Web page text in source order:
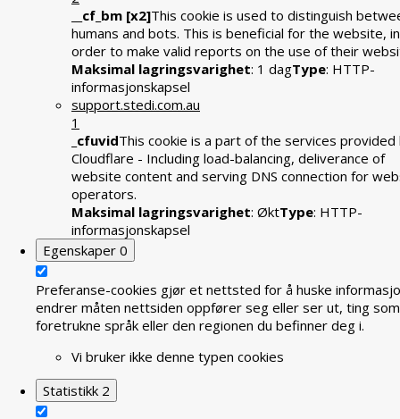
__cf_bm [x2]This cookie is used to distinguish
humans and bots. This is beneficial for the website, in
order to make valid reports on the use of their
Maksimal lagringsvarighet: 1 dagType: HTTP-
informasjonskapsel
support.stedi.com.au
1
_cfuvidThis cookie is a part of the services provided
Cloudflare - Including load-balancing, deliverance of
website content and serving DNS connection for
operators.
Maksimal lagringsvarighet: ØktType: HTTP-
informasjonskapsel
Egenskaper 0
Preferanse-cookies gjør et nettsted for å huske
endrer måten nettsiden oppfører seg eller ser ut, ting
foretrukne språk eller den regionen du befinner deg i.
Vi bruker ikke denne typen cookies
Statistikk 2